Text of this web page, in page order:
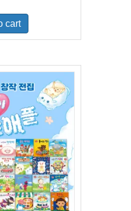
is:
cart